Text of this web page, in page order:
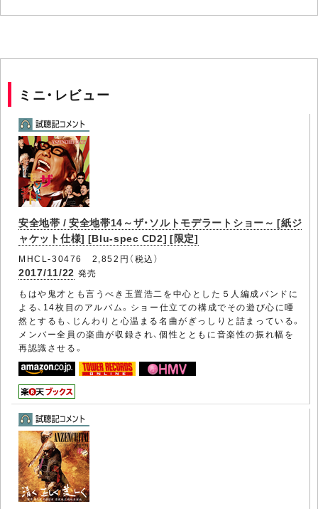
ミニ・レビュー
安全地帯 / 安全地帯14～ザ・ソルトモデラートショー～ [紙ジ
ャケット仕様] [Blu-spec CD2] [限定]
MHCL-30476 2,852円（税込）
2017/11/22 発売
もはや鬼才とも言うべき玉置浩二を中心とした５人編成バンドに
よる、14枚目のアルバム。ショー仕立ての構成でその遊び心に唖
然とするも、じんわりと心温まる名曲がぎっしりと詰まっている。
メンバー全員の楽曲が収録され、個性とともに音楽性の振れ幅を
再認識させる。